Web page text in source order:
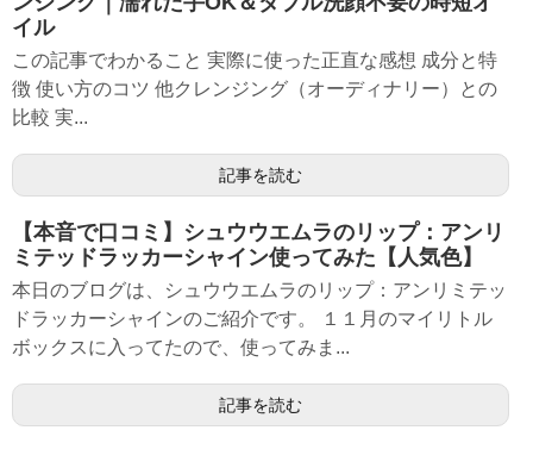
イル
この記事でわかること 実際に使った正直な感想 成分と特
徴 使い方のコツ 他クレンジング（オーディナリー）との
比較 実...
記事を読む
【本音で口コミ】シュウウエムラのリップ：アンリ
ミテッドラッカーシャイン使ってみた【人気色】
本日のブログは、シュウウエムラのリップ：アンリミテッ
ドラッカーシャインのご紹介です。 １１月のマイリトル
ボックスに入ってたので、使ってみま...
記事を読む